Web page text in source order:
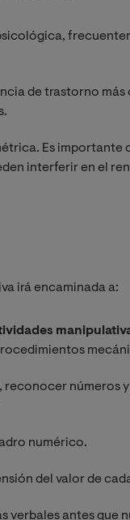
de trastorno
Es
interferir en el
irá encaminada a:
reconocer números
numérico.
del valor de
verbales antes que